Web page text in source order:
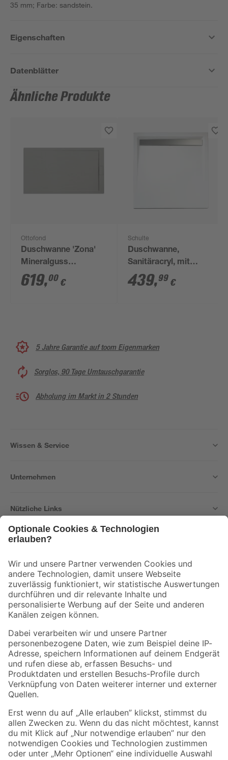
35 mm; Farbe: sandstein.
Eigenschaften
Datenblätter
Ähnliche Produkte
Ottofond
Duschwanne 'Zona'
Mineralguss
zementgrau 1200 x
900 / 30 mm
619,00 €
Schulte
Duschwanne,
Sanitäracryl, mit
Rinne, Chromoptik,
quadratisch, 100 x
439,99 €
5 Jahre Garantie auf toom Eigenmarken
Sorglos, 90 Tage Umtauschgarantie
Abholung im Markt in 2 Stunden
Wissen & Service
Unternehmen
Nützliche Links
Der toom Newsletter: Keine Angebote und Aktionen mehr verpassen!
Zur Newsletter Anmeldung
Folge uns
Zahlungsarten Versandarten
Sicher einkaufen
Jetzt die toom-App herunterladen